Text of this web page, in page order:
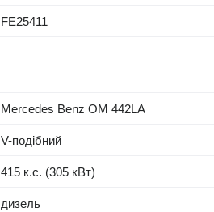
FE25411
Mercedes Benz OM 442LA
V-подібний
415 к.с. (305 кВт)
дизель